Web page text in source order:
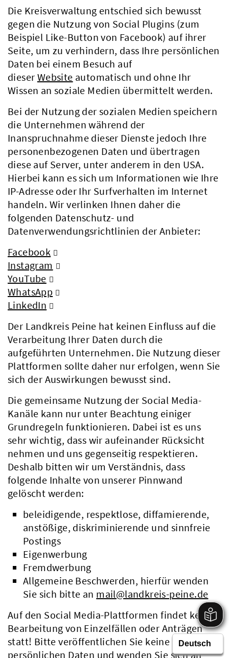
Die Kreisverwaltung entschied sich bewusst
gegen die Nutzung von Social Plugins (zum
Beispiel Like-Button von Facebook) auf ihrer
Seite, um zu verhindern, dass Ihre persönlichen
Daten bei einem Besuch auf
dieser Website automatisch und ohne Ihr
Wissen an soziale Medien übermittelt werden.
Bei der Nutzung der sozialen Medien speichern
die Unternehmen während der
Inanspruchnahme dieser Dienste jedoch Ihre
personenbezogenen Daten und übertragen
diese auf Server, unter anderem in den USA.
Hierbei kann es sich um Informationen wie Ihre
IP-Adresse oder Ihr Surfverhalten im Internet
handeln. Wir verlinken Ihnen daher die
folgenden Datenschutz- und
Datenverwendungsrichtlinien der Anbieter:
Facebook
Instagram
YouTube
WhatsApp
LinkedIn
Der Landkreis Peine hat keinen Einfluss auf die
Verarbeitung Ihrer Daten durch die
aufgeführten Unternehmen. Die Nutzung dieser
Plattformen sollte daher nur erfolgen, wenn Sie
sich der Auswirkungen bewusst sind.
Die gemeinsame Nutzung der Social Media-
Kanäle kann nur unter Beachtung einiger
Grundregeln funktionieren. Dabei ist es uns
sehr wichtig, dass wir aufeinander Rücksicht
nehmen und uns gegenseitig respektieren.
Deshalb bitten wir um Verständnis, dass
folgende Inhalte von unserer Pinnwand
gelöscht werden:
beleidigende, respektlose, diffamierende,
anstößige, diskriminierende und sinnfreie
Postings
Eigenwerbung
Fremdwerbung
Allgemeine Beschwerden, hierfür wenden
Sie sich bitte an mail@landkreis-peine.de
Auf den Social Media-Plattformen findet keine
Bearbeitung von Einzelfällen oder Anträgen
statt! Bitte veröffentlichen Sie keine
persönlichen Daten und wenden Sie sich an